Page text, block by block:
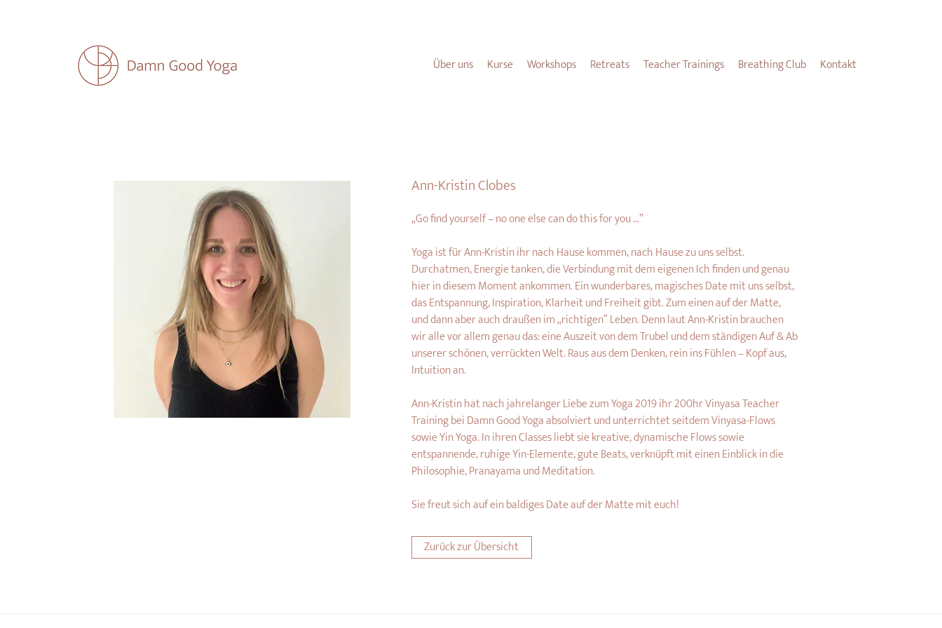
Über uns Kurse Workshops Retreats Teacher Trainings Breathing Club Kontakt
Ann-Kristin Clobes
„Go find yourself – no one else can do this for you …”
Yoga ist für Ann-Kristin ihr nach Hause kommen, nach Hause zu uns selbst.
Durchatmen, Energie tanken, die Verbindung mit dem eigenen Ich finden und genau
hier in diesem Moment ankommen. Ein wunderbares, magisches Date mit uns selbst,
das Entspannung, Inspiration, Klarheit und Freiheit gibt. Zum einen auf der Matte,
und dann aber auch draußen im „richtigen“ Leben. Denn laut Ann-Kristin brauchen
wir alle vor allem genau das: eine Auszeit von dem Trubel und dem ständigen Auf & Ab
unserer schönen, verrückten Welt. Raus aus dem Denken, rein ins Fühlen – Kopf aus,
Intuition an.
Ann-Kristin hat nach jahrelanger Liebe zum Yoga 2019 ihr 200hr Vinyasa Teacher
Training bei Damn Good Yoga absolviert und unterrichtet seitdem Vinyasa-Flows
sowie Yin Yoga. In ihren Classes liebt sie kreative, dynamische Flows sowie
entspannende, ruhige Yin-Elemente, gute Beats, verknüpft mit einen Einblick in die
Philosophie, Pranayama und Meditation.
Sie freut sich auf ein baldiges Date auf der Matte mit euch!
Zurück zur Übersicht